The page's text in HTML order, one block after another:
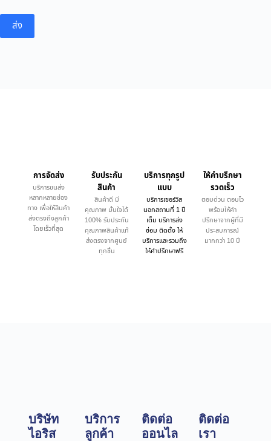
ส่ง
การจัดส่ง
บริการขนส่ง
หลากหลายช่อง
ทาง เพื่อให้สินค้า
ส่งตรงถึงลูกค้า
โดยเร็วที่สุด
รับประกัน
สินค้า
สินค้าดี มี
คุณภาพ มั่นใจได้
100% รับประกัน
คุณภาพสินค้าแท้
ส่งตรงจากศูนย์
ทุกชิ้น
บริการทุกรูป
แบบ
บริการเซอร์วิส
นอกสถานที่ 1 ปี
เต็ม บริการส่ง
ซ่อม ติดตั้ง ให้
บริการและรวมถึง
ให้คำปรึกษาฟรี
ให้คำบรึกษา
รวดเร็ว
ตอบด่วน ตอบไว
พร้อมให้คำ
ปรึกษาจากผู้ที่มี
ประสบการณ์
มากกว่า 10 ปี
บริษัท
ไอริส
บริการ
ลูกค้า
ติดต่อ
ออนไล
ติดต่อ
เรา